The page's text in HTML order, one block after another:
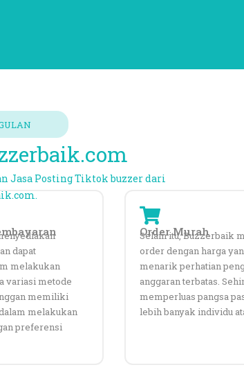
Jasa Posting Tiktok buzzer dari
dapat
melakukan
variasi metode
memiliki
melakukan
preferensi
Order Murah
Selain itu, Buzzerbaik
order dengan harga
menarik perhatian
anggaran terbatas.
memperluas pangsa
lebih banyak individu